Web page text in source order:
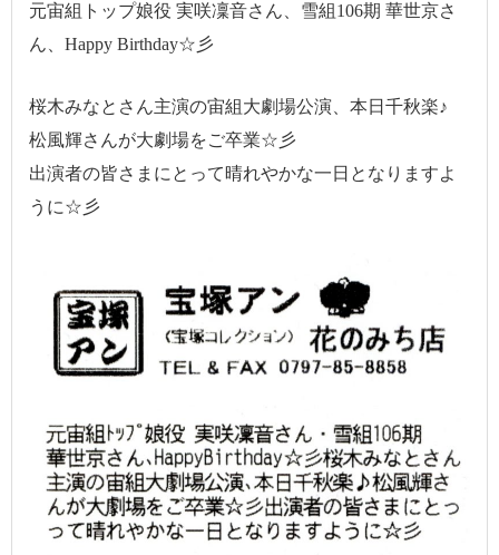
元宙組トップ娘役 実咲凜音さん、雪組106期 華世京さ
ん、Happy Birthday☆彡
桜木みなとさん主演の宙組大劇場公演、本日千秋楽♪
松風輝さんが大劇場をご卒業☆彡
出演者の皆さまにとって晴れやかな一日となりますよ
うに☆彡